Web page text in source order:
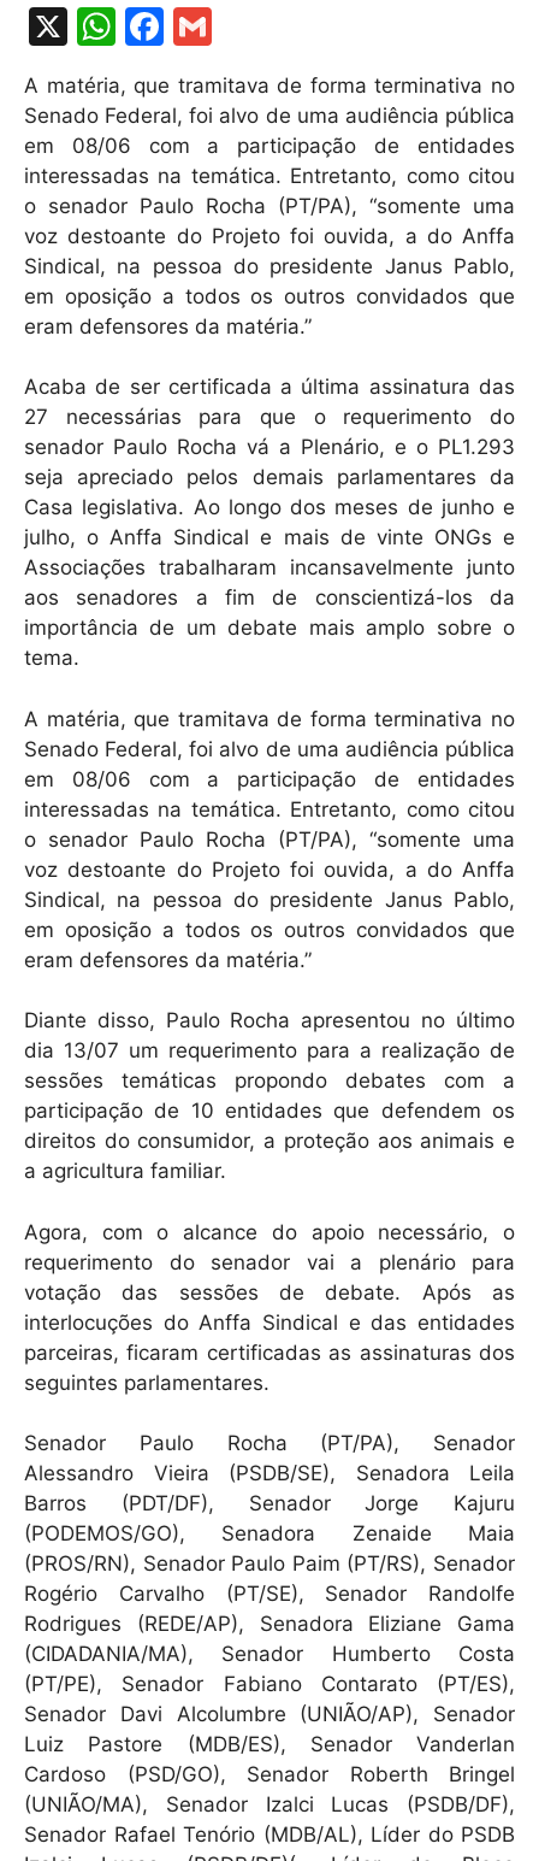
X
W
at
s
A
p
p
F
c
e
b
o
o
k
m
ai
l
A matéria, que tramitava de forma terminativa no
Senado Federal, foi alvo de uma audiência pública
em 08/06 com a participação de entidades
interessadas na temática. Entretanto, como citou
o senador Paulo Rocha (PT/PA), “somente uma
voz destoante do Projeto foi ouvida, a do Anffa
Sindical, na pessoa do presidente Janus Pablo,
em oposição a todos os outros convidados que
eram defensores da matéria.”
Acaba de ser certificada a última assinatura das
27 necessárias para que o requerimento do
senador Paulo Rocha vá a Plenário, e o PL1.293
seja apreciado pelos demais parlamentares da
Casa legislativa. Ao longo dos meses de junho e
julho, o Anffa Sindical e mais de vinte ONGs e
Associações trabalharam incansavelmente junto
aos senadores a fim de conscientizá-los da
importância de um debate mais amplo sobre o
tema.
A matéria, que tramitava de forma terminativa no
Senado Federal, foi alvo de uma audiência pública
em 08/06 com a participação de entidades
interessadas na temática. Entretanto, como citou
o senador Paulo Rocha (PT/PA), “somente uma
voz destoante do Projeto foi ouvida, a do Anffa
Sindical, na pessoa do presidente Janus Pablo,
em oposição a todos os outros convidados que
eram defensores da matéria.”
Diante disso, Paulo Rocha apresentou no último
dia 13/07 um requerimento para a realização de
sessões temáticas propondo debates com a
participação de 10 entidades que defendem os
direitos do consumidor, a proteção aos animais e
a agricultura familiar.
Agora, com o alcance do apoio necessário, o
requerimento do senador vai a plenário para
votação das sessões de debate. Após as
interlocuções do Anffa Sindical e das entidades
parceiras, ficaram certificadas as assinaturas dos
seguintes parlamentares.
Senador Paulo Rocha (PT/PA), Senador
Alessandro Vieira (PSDB/SE), Senadora Leila
Barros (PDT/DF), Senador Jorge Kajuru
(PODEMOS/GO), Senadora Zenaide Maia
(PROS/RN), Senador Paulo Paim (PT/RS), Senador
Rogério Carvalho (PT/SE), Senador Randolfe
Rodrigues (REDE/AP), Senadora Eliziane Gama
(CIDADANIA/MA), Senador Humberto Costa
(PT/PE), Senador Fabiano Contarato (PT/ES),
Senador Davi Alcolumbre (UNIÃO/AP), Senador
Luiz Pastore (MDB/ES), Senador Vanderlan
Cardoso (PSD/GO), Senador Roberth Bringel
(UNIÃO/MA), Senador Izalci Lucas (PSDB/DF),
Senador Rafael Tenório (MDB/AL), Líder do PSDB